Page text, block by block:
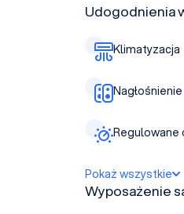
Udogodnienia
Klimatyzacja
Nagłośnienie
Regulowane
Pokaż wszystkie
Wyposażenie